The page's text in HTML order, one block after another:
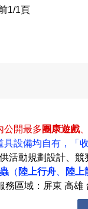
1/1頁
公開最多團康遊戲
具設備均自有，
「
活動規劃設計、
（ 陸上行舟
陸上
務區域：屏東 高雄